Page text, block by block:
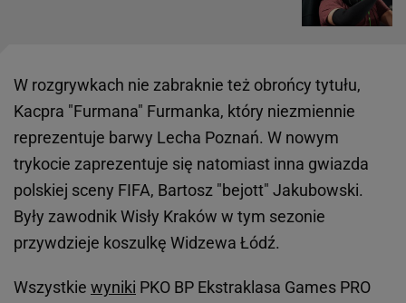
W rozgrywkach nie zabraknie też obrońcy tytułu,
Kacpra "Furmana" Furmanka, który niezmiennie
reprezentuje barwy Lecha Poznań. W nowym
trykocie zaprezentuje się natomiast inna gwiazda
polskiej sceny FIFA, Bartosz "bejott" Jakubowski.
Były zawodnik Wisły Kraków w tym sezonie
przywdzieje koszulkę Widzewa Łódź.
Wszystkie wyniki PKO BP Ekstraklasa Games PRO